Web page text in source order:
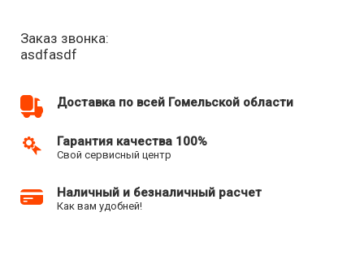
Заказ звонка:
asdfasdf
Доставка по всей Гомельской области
Гарантия качества 100%
Свой сервисный центр
Наличный и безналичный расчет
Как вам удобней!